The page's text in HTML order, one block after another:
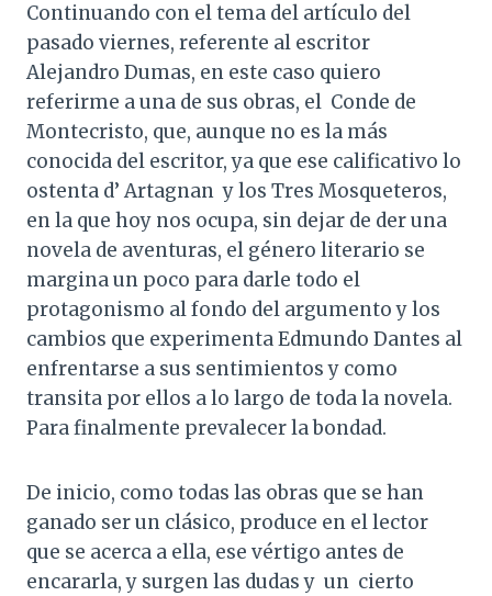
Continuando con el tema del artículo del
pasado viernes, referente al escritor
Alejandro Dumas, en este caso quiero
referirme a una de sus obras, el Conde de
Montecristo, que, aunque no es la más
conocida del escritor, ya que ese calificativo lo
ostenta d’ Artagnan y los Tres Mosqueteros,
en la que hoy nos ocupa, sin dejar de der una
novela de aventuras, el género literario se
margina un poco para darle todo el
protagonismo al fondo del argumento y los
cambios que experimenta Edmundo Dantes al
enfrentarse a sus sentimientos y como
transita por ellos a lo largo de toda la novela.
Para finalmente prevalecer la bondad.
De inicio, como todas las obras que se han
ganado ser un clásico, produce en el lector
que se acerca a ella, ese vértigo antes de
encararla, y surgen las dudas y un cierto